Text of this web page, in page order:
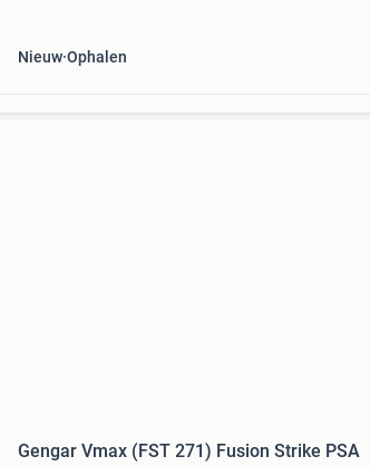
Nieuw Ophalen
Gengar Vmax (FST 271) Fusion Strike PSA